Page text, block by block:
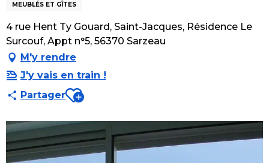
MEUBLÉS ET GÎTES
4 rue Hent Ty Gouard, Saint-Jacques, Résidence Le
Surcouf, Appt n°5, 56370 Sarzeau
M'y rendre
J'y vais en train !
PartagerAjouter aux favoris